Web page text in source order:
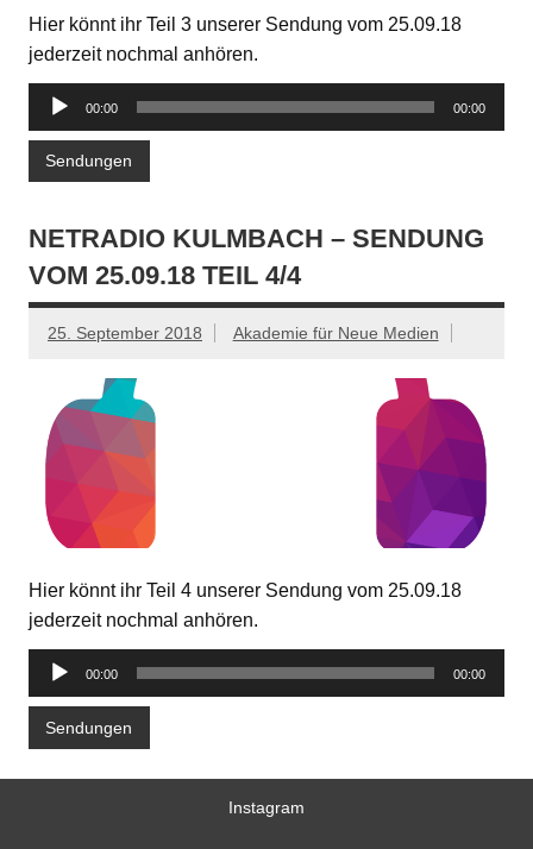
Hier könnt ihr Teil 3 unserer Sendung vom 25.09.18
jederzeit nochmal anhören.
Audio-
Player
00:00 00:00
Sendungen
NETRADIO KULMBACH – SENDUNG
VOM 25.09.18 TEIL 4/4
25. September 2018 Akademie für Neue Medien
Hier könnt ihr Teil 4 unserer Sendung vom 25.09.18
jederzeit nochmal anhören.
Audio-
Player
00:00 00:00
Sendungen
Instagram